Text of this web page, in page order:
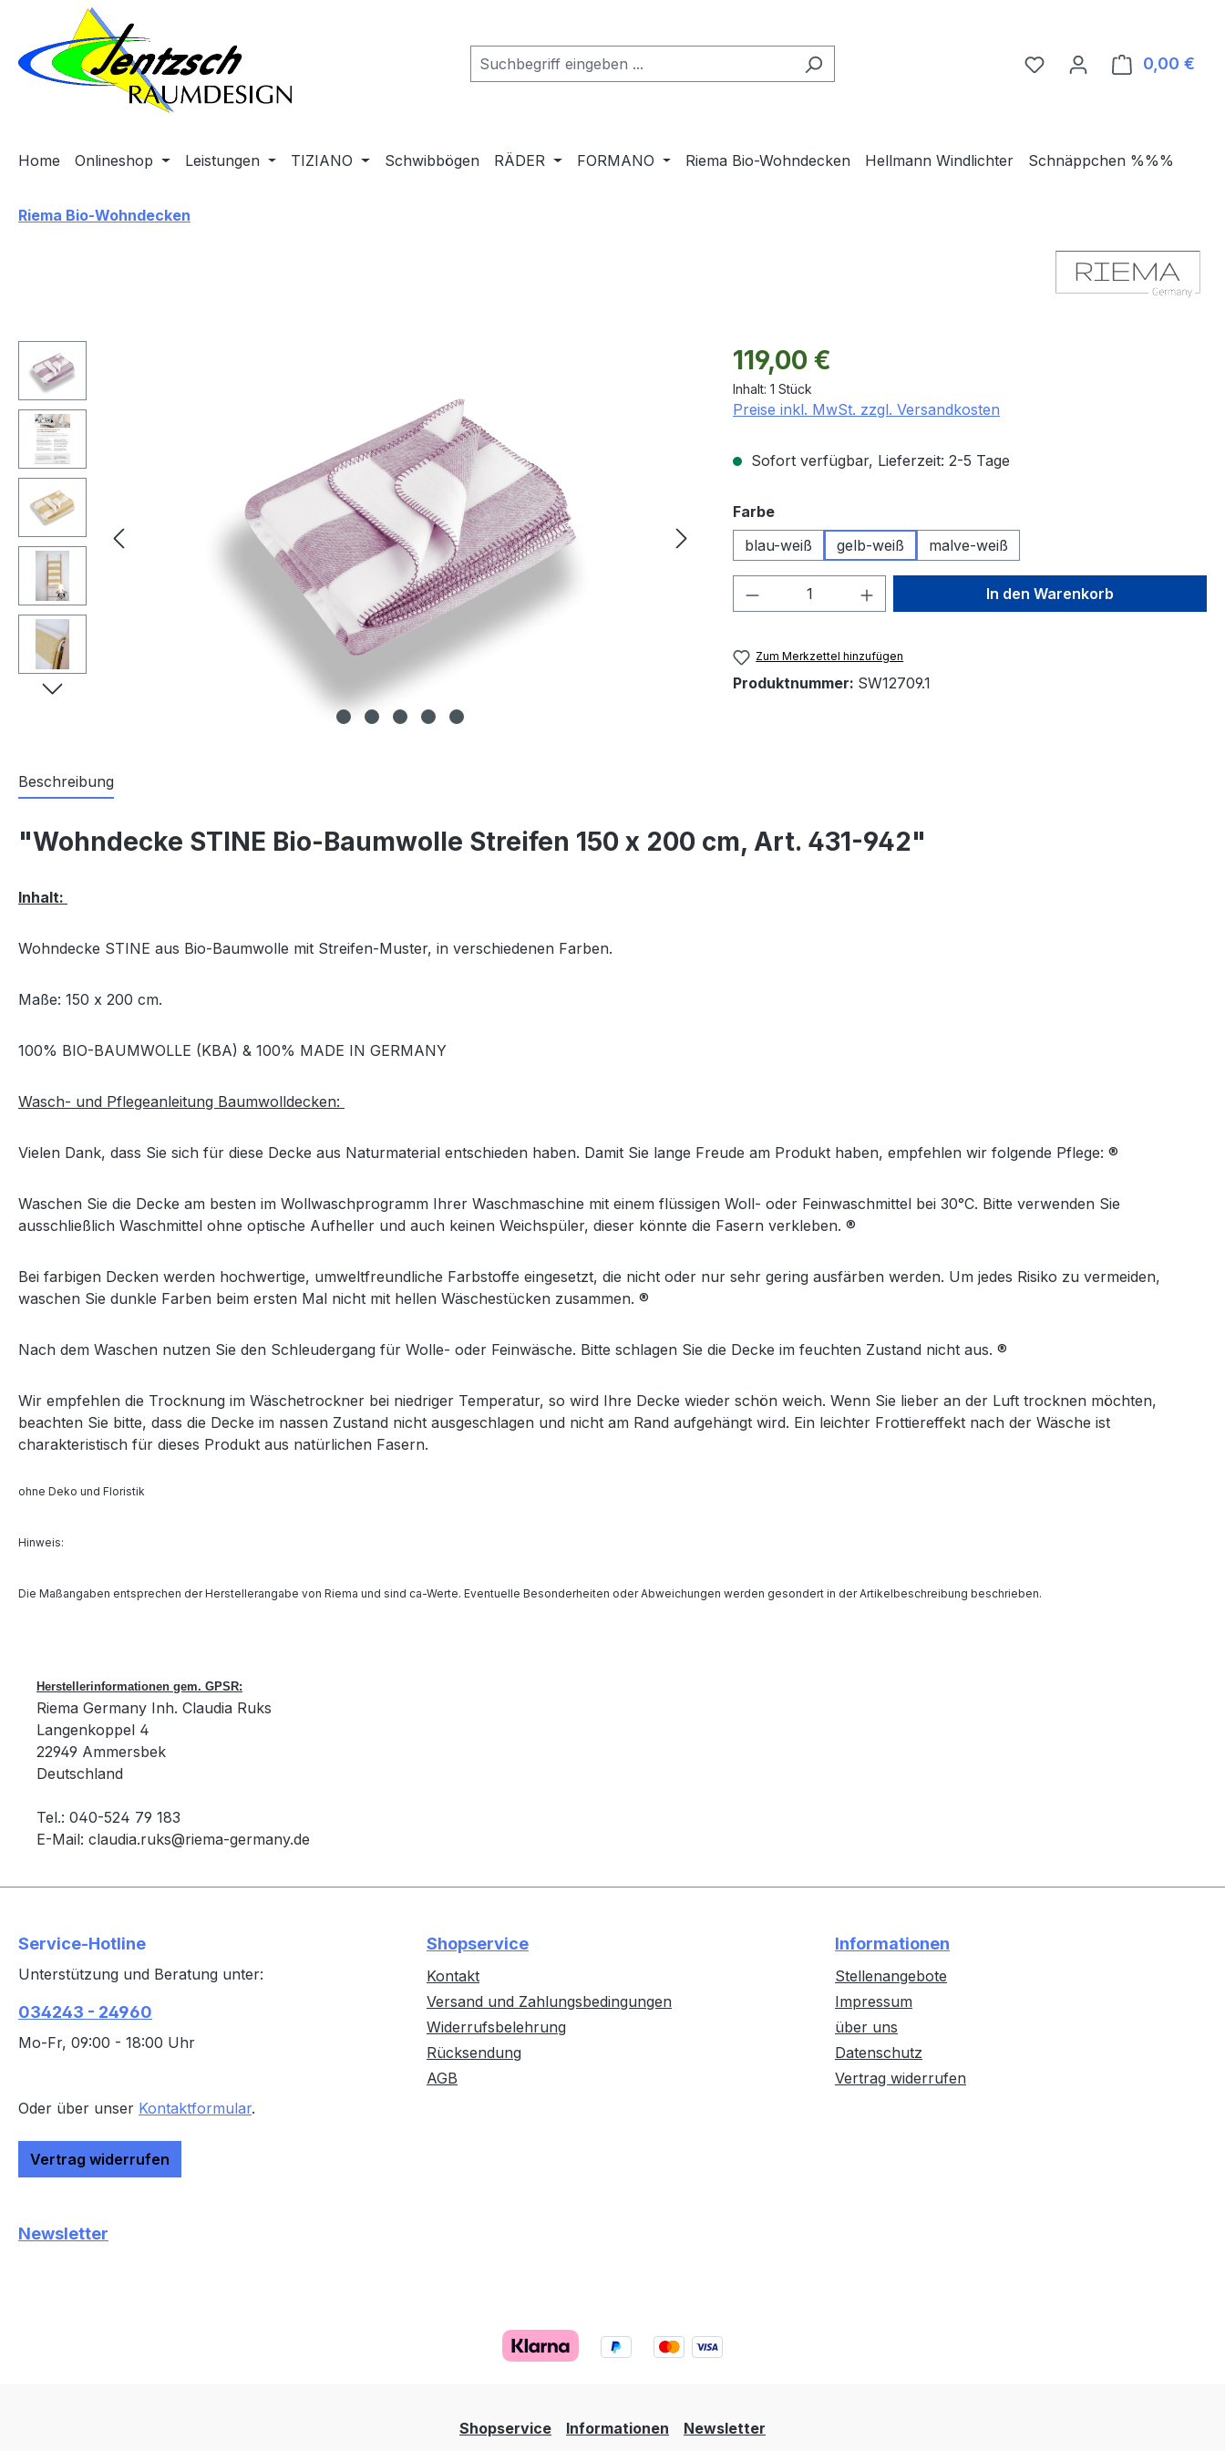
Hauptinhalt springen
Zur Suche springen
Zur Hauptnavigation springen
0,00 €
Home Onlineshop Leistungen TIZIANO Schwibbögen RÄDER FORMANO Riema Bio-Wohndecken Hellmann Windlichter Schnäppchen %%%
Riema Bio-Wohndecken
Bildergalerie überspringen Regulärer Preis:
119,00 €
Inhalt: 1 Stück
Preise inkl. MwSt. zzgl. Versandkosten
Sofort verfügbar, Lieferzeit: 2-5 Tage
Farbeauswählen
blau-weiß
gelb-weiß malve-weiß
Produkt Anzahl: Gib den gewünschten Wert
In den Warenkorb
Zum Merkzettel hinzufügen
Produktnummer: SW12709.1
Beschreibung
"Wohndecke STINE Bio-Baumwolle Streifen 150 x 200 cm, Art. 431-942"
Inhalt:
Wohndecke STINE aus Bio-Baumwolle mit Streifen-Muster, in verschiedenen Farben.
Maße: 150 x 200 cm.
100% BIO-BAUMWOLLE (KBA) & 100% MADE IN GERMANY
Wasch- und Pflegeanleitung Baumwolldecken:
Vielen Dank, dass Sie sich für diese Decke aus Naturmaterial entschieden haben. Damit Sie lange Freude am Produkt haben, empfehlen wir folgende Pflege: ®
Waschen Sie die Decke am besten im Wollwaschprogramm Ihrer Waschmaschine mit einem flüssigen Woll- oder Feinwaschmittel bei 30°C. Bitte verwenden Sie
ausschließlich Waschmittel ohne optische Aufheller und auch keinen Weichspüler, dieser könnte die Fasern verkleben. ®
Bei farbigen Decken werden hochwertige, umweltfreundliche Farbstoffe eingesetzt, die nicht oder nur sehr gering ausfärben werden. Um jedes Risiko zu vermeiden,
waschen Sie dunkle Farben beim ersten Mal nicht mit hellen Wäschestücken zusammen. ®
Nach dem Waschen nutzen Sie den Schleudergang für Wolle- oder Feinwäsche. Bitte schlagen Sie die Decke im feuchten Zustand nicht aus. ®
Wir empfehlen die Trocknung im Wäschetrockner bei niedriger Temperatur, so wird Ihre Decke wieder schön weich. Wenn Sie lieber an der Luft trocknen möchten,
beachten Sie bitte, dass die Decke im nassen Zustand nicht ausgeschlagen und nicht am Rand aufgehängt wird. Ein leichter Frottiereffekt nach der Wäsche ist
charakteristisch für dieses Produkt aus natürlichen Fasern.
ohne Deko und Floristik
Hinweis:
Die Maßangaben entsprechen der Herstellerangabe von Riema und sind ca-Werte. Eventuelle Besonderheiten oder Abweichungen werden gesondert in der Artikelbeschreibung beschrieben.
Herstellerinformationen gem. GPSR:
Riema Germany Inh. Claudia Ruks
Langenkoppel 4
22949 Ammersbek
Deutschland
Tel.: 040-524 79 183
E-Mail: claudia.ruks@riema-germany.de
Service-Hotline
Unterstützung und Beratung unter:
034243 - 24960
Mo-Fr, 09:00 - 18:00 Uhr
Oder über unser Kontaktformular.
Vertrag widerrufen
Shopservice
Kontakt
Versand und Zahlungsbedingungen
Widerrufsbelehrung
Rücksendung
AGB
Informationen
Stellenangebote
Impressum
über uns
Datenschutz
Vertrag widerrufen
Newsletter
Shopservice Informationen Newsletter